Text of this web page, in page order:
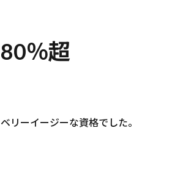
80％超
ベリーイージーな資格でした。